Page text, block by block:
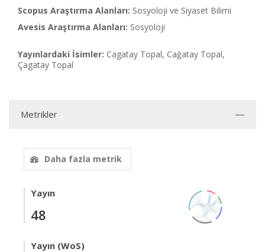
Scopus Araştırma Alanları: Sosyoloji ve Siyaset Bilimi
Avesis Araştırma Alanları: Sosyoloji
Yayınlardaki İsimler: Cagatay Topal, Cağatay Topal,
Çagatay Topal
Metrikler
Daha fazla metrik
Yayın
48
Yayın (WoS)